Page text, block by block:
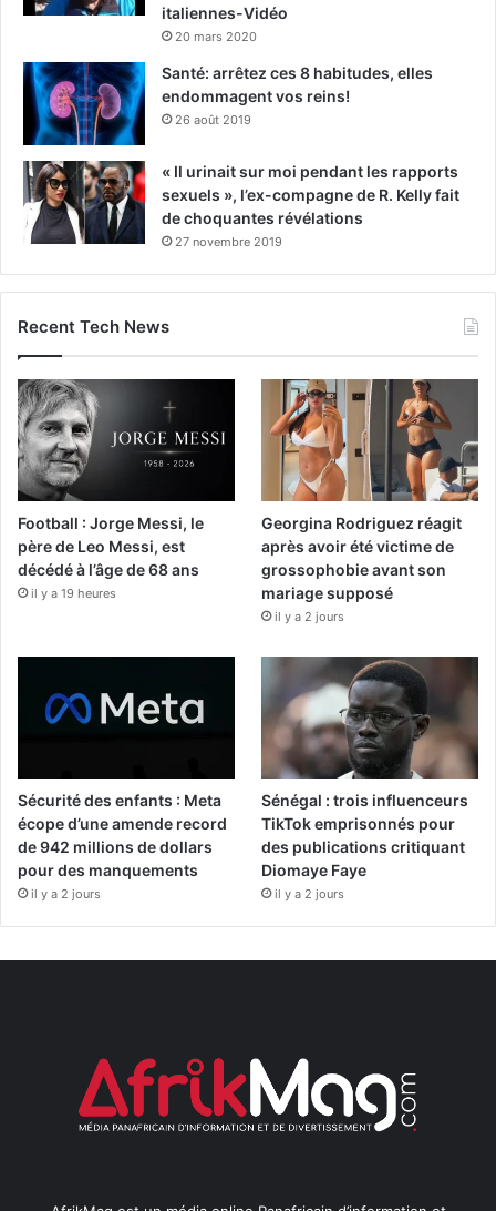
italiennes-Vidéo
20 mars 2020
Santé: arrêtez ces 8 habitudes, elles
endommagent vos reins!
26 août 2019
« Il urinait sur moi pendant les rapports
sexuels », l’ex-compagne de R. Kelly fait
de choquantes révélations
27 novembre 2019
Recent Tech News
Football : Jorge Messi, le
père de Leo Messi, est
décédé à l’âge de 68 ans
il y a 19 heures
Georgina Rodriguez réagit
après avoir été victime de
grossophobie avant son
mariage supposé
il y a 2 jours
Sécurité des enfants : Meta
écope d’une amende record
de 942 millions de dollars
pour des manquements
il y a 2 jours
Sénégal : trois influenceurs
TikTok emprisonnés pour
des publications critiquant
Diomaye Faye
il y a 2 jours